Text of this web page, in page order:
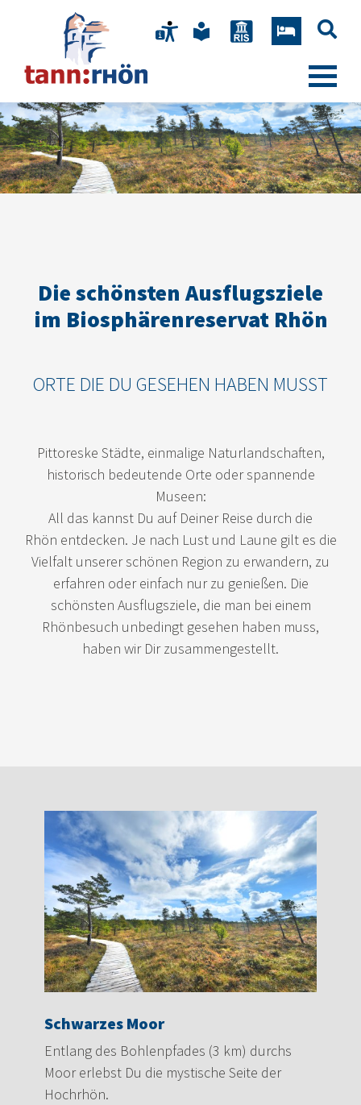
Die schönsten Ausflugsziele
im Biosphärenreservat Rhön
ORTE DIE DU GESEHEN HABEN MUSST
Pittoreske Städte, einmalige Naturlandschaften,
historisch bedeutende Orte oder spannende
Museen:
All das kannst Du auf Deiner Reise durch die
Rhön entdecken. Je nach Lust und Laune gilt es die
Vielfalt unserer schönen Region zu erwandern, zu
erfahren oder einfach nur zu genießen. Die
schönsten Ausflugsziele, die man bei einem
Rhönbesuch unbedingt gesehen haben muss,
haben wir Dir zusammengestellt.
Schwarzes Moor
Entlang des Bohlenpfades (3 km) durchs
Moor erlebst Du die mystische Seite der
Hochrhön.